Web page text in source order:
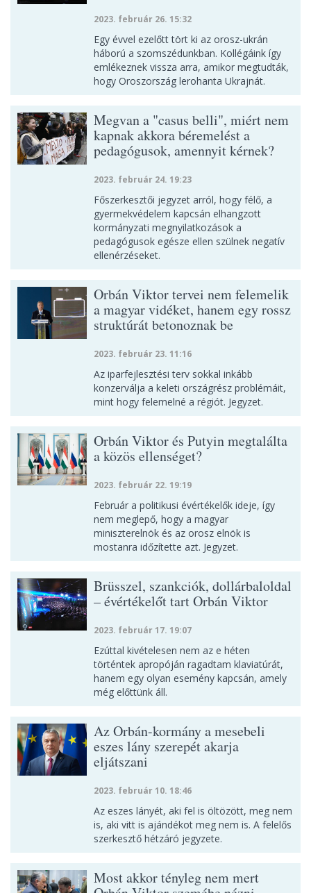
2023. február 26. 15:32
Egy évvel ezelőtt tört ki az orosz-ukrán
háború a szomszédunkban. Kollégáink így
emlékeznek vissza arra, amikor megtudták,
hogy Oroszország lerohanta Ukrajnát.
Megvan a "casus belli", miért nem
kapnak akkora béremelést a
pedagógusok, amennyit kérnek?
2023. február 24. 19:23
Főszerkesztői jegyzet arról, hogy félő, a
gyermekvédelem kapcsán elhangzott
kormányzati megnyilatkozások a
pedagógusok egésze ellen szülnek negatív
ellenérzéseket.
Orbán Viktor tervei nem felemelik
a magyar vidéket, hanem egy rossz
struktúrát betonoznak be
2023. február 23. 11:16
Az iparfejlesztési terv sokkal inkább
konzerválja a keleti országrész problémáit,
mint hogy felemelné a régiót. Jegyzet.
Orbán Viktor és Putyin megtalálta
a közös ellenséget?
2023. február 22. 19:19
Február a politikusi évértékelők ideje, így
nem meglepő, hogy a magyar
miniszterelnök és az orosz elnök is
mostanra időzítette azt. Jegyzet.
Brüsszel, szankciók, dollárbaloldal
– évértékelőt tart Orbán Viktor
2023. február 17. 19:07
Ezúttal kivételesen nem az e héten
történtek apropóján ragadtam klaviatúrát,
hanem egy olyan esemény kapcsán, amely
még előttünk áll.
Az Orbán-kormány a mesebeli
eszes lány szerepét akarja
eljátszani
2023. február 10. 18:46
Az eszes lányét, aki fel is öltözött, meg nem
is, aki vitt is ajándékot meg nem is. A felelős
szerkesztő hétzáró jegyzete.
Most akkor tényleg nem mert